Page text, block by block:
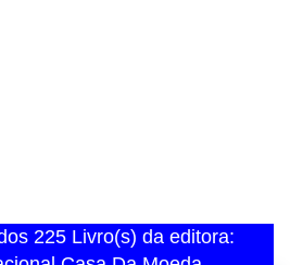
225 Livro(s) da editora: